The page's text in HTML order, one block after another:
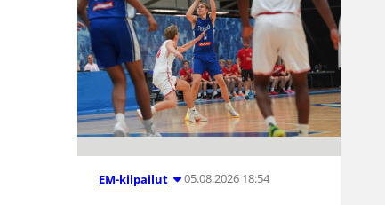
EM-kilpailut 05.08.2026 18:54